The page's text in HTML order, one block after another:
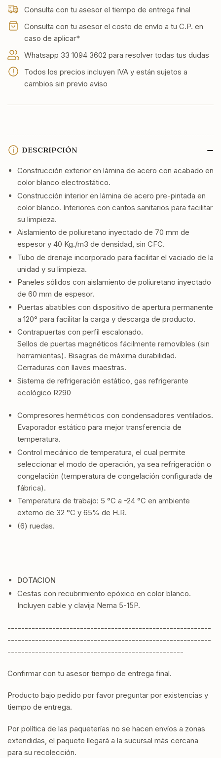
de
16
pies
de
pies
Consulta con tu asesor el tiempo de entrega final
Consulta con tu asesor el costo de envío a tu C.P. en
caso de aplicar*
Whatsapp 33 1094 3602 para resolver todas tus dudas
Todos los precios incluyen IVA y están sujetos a
cambios sin previo aviso
DESCRIPCIÓN
Construcción exterior en lámina de acero con acabado en
color blanco electrostático.
Construcción interior en lámina de acero pre-pintada en
color blanco. Interiores con cantos sanitarios para facilitar
su limpieza.
Aislamiento de poliuretano inyectado de 70 mm de
espesor y 40 Kg./m3 de densidad, sin CFC.
Tubo de drenaje incorporado para facilitar el vaciado de la
unidad y su limpieza.
Paneles sólidos con aislamiento de poliuretano inyectado
de 60 mm de espesor.
Puertas abatibles con dispositivo de apertura permanente
a 120° para facilitar la carga y descarga de producto.
Contrapuertas con perfil escalonado.
Sellos de puertas magnéticos fácilmente removibles (sin
herramientas). Bisagras de máxima durabilidad.
Cerraduras con llaves maestras.
Sistema de refrigeración estático, gas refrigerante
ecológico R290
Compresores herméticos con condensadores ventilados.
Evaporador estático para mejor transferencia de
temperatura.
Control mecánico de temperatura, el cual permite
seleccionar el modo de operación, ya sea refrigeración o
congelación (temperatura de congelación configurada de
fábrica).
Temperatura de trabajo: 5 °C a -24 °C en ambiente
externo de 32 °C y 65% de H.R.
(6) ruedas.
DOTACION
Cestas con recubrimiento epóxico en color blanco.
Incluyen cable y clavija Nema 5-15P.
-----------------------------------------------------------
-----------------------------------------------------------
---------------------------------------------------
Confirmar con tu asesor tiempo de entrega final.
Producto bajo pedido por favor preguntar por existencias y
tiempo de entrega.
Por política de las paqueterías no se hacen envíos a zonas
extendidas, el paquete llegará a la sucursal más cercana
para su recolección.